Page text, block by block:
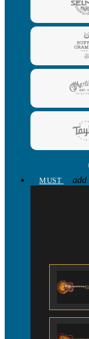
MUST
add